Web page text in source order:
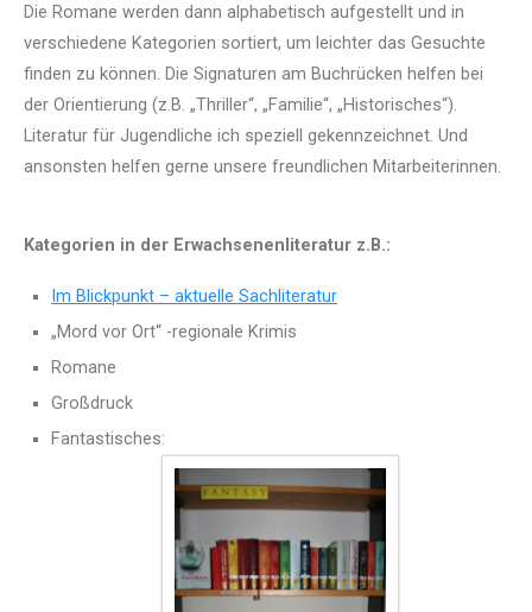
Die Romane werden dann alphabetisch aufgestellt und in
verschiedene Kategorien sortiert, um leichter das Gesuchte
finden zu können. Die Signaturen am Buchrücken helfen bei
der Orientierung (z.B. „Thriller“, „Familie“, „Historisches“).
Literatur für Jugendliche ich speziell gekennzeichnet. Und
ansonsten helfen gerne unsere freundlichen Mitarbeiterinnen.
Kategorien in der Erwachsenenliteratur z.B.:
Im Blickpunkt – aktuelle Sachliteratur
„Mord vor Ort“ -regionale Krimis
Romane
Großdruck
Fantastisches: